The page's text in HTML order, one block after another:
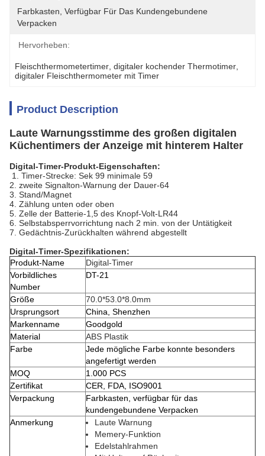
Farbkasten, Verfügbar Für Das Kundengebundene
Verpacken
Hervorheben:
Fleischthermometertimer digitaler kochender Thermotimer
digitaler Fleischthermometer mit Timer
Product Description
Laute Warnungsstimme des großen digitalen
Küchentimers der Anzeige mit hinterem Halter
Digital-Timer-Produkt-Eigenschaften:
1. Timer-Strecke: Sek 99 minimale 59
2. zweite Signalton-Warnung der Dauer-64
3. Stand/Magnet
4. Zählung unten oder oben
5. Zelle der Batterie-1,5 des Knopf-Volt-LR44
6. Selbstabsperrvorrichtung nach 2 min. von der Untätigkeit
7. Gedächtnis-Zurückhalten während abgestellt
Digital-Timer-Spezifikationen:
Produkt-Name
Digital-Timer
Vorbildliches
Number
DT-21
Größe
70.0*53.0*8.0mm
Ursprungsort
China, Shenzhen
Markenname
Goodgold
Material
ABS Plastik
Farbe
Jede mögliche Farbe konnte besonders
angefertigt werden
MOQ
1.000 PCS
Zertifikat
CER, FDA, ISO9001
Verpackung
Farbkasten, verfügbar für das
kundengebundene Verpacken
Anmerkung
Laute Warnung
Memery-Funktion
Edelstahlrahmen